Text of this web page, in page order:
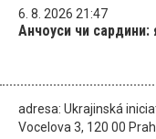
6. 8. 2026 21:47
Анчоуси чи сардини:
adresa: Ukrajinská
Vocelova 3, 120 00